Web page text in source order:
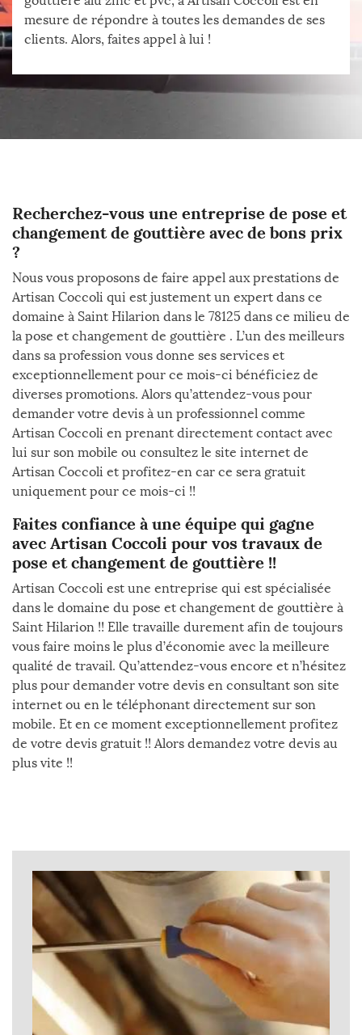
mesure de répondre à toutes les demandes de ses
clients. Alors, faites appel à lui !
Recherchez-vous une entreprise de pose et
changement de gouttière avec de bons prix
?
Nous vous proposons de faire appel aux prestations de
Artisan Coccoli qui est justement un expert dans ce
domaine à Saint Hilarion dans le 78125 dans ce milieu de
la pose et changement de gouttière . L’un des meilleurs
dans sa profession vous donne ses services et
exceptionnellement pour ce mois-ci bénéficiez de
diverses promotions. Alors qu’attendez-vous pour
demander votre devis à un professionnel comme
Artisan Coccoli en prenant directement contact avec
lui sur son mobile ou consultez le site internet de
Artisan Coccoli et profitez-en car ce sera gratuit
uniquement pour ce mois-ci !!
Faites confiance à une équipe qui gagne
avec Artisan Coccoli pour vos travaux de
pose et changement de gouttière !!
Artisan Coccoli est une entreprise qui est spécialisée
dans le domaine du pose et changement de gouttière à
Saint Hilarion !! Elle travaille durement afin de toujours
vous faire moins le plus d’économie avec la meilleure
qualité de travail. Qu’attendez-vous encore et n’hésitez
plus pour demander votre devis en consultant son site
internet ou en le téléphonant directement sur son
mobile. Et en ce moment exceptionnellement profitez
de votre devis gratuit !! Alors demandez votre devis au
plus vite !!